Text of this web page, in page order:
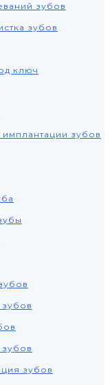
зубов
зубов
ключ
имплантации зубов
зубов